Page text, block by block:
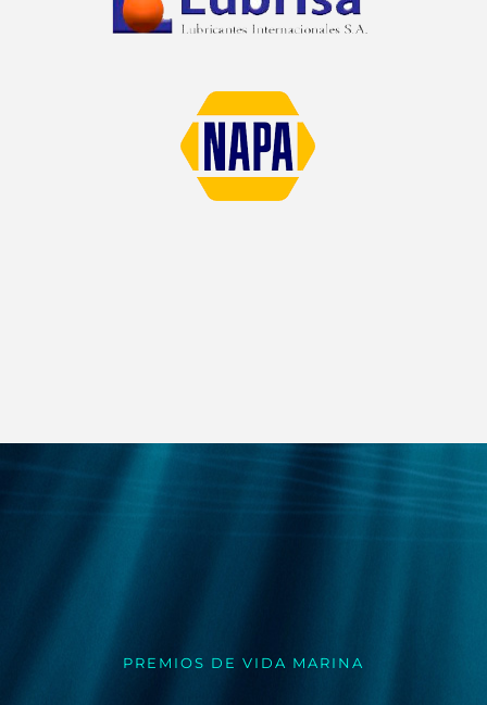
PREMIOS DE VIDA MARINA